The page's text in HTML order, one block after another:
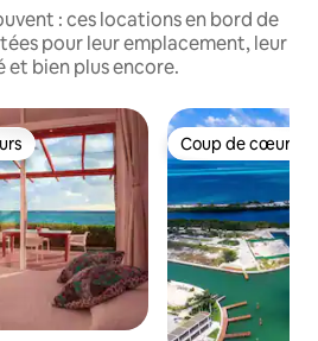
: ces locations en bord de
pour leur emplacement, leur
et bien plus encore.
Coup de cœur
Coup de cœur